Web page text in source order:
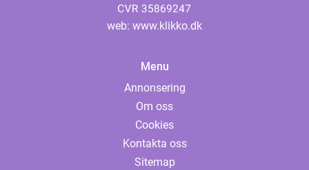
web: www.klikko.dk
Menu
Annonsering
Om oss
Cookies
Kontakta oss
Sitemap